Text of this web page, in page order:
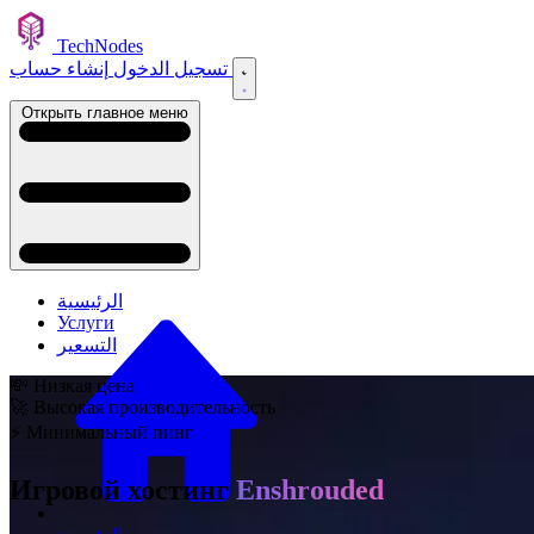
TechNodes
تسجيل الدخول
Открыть главное меню
الرئيسية
Услуги
التسعير
💸 Низкая цена
🚀 Высокая производительность
⚡ Минимальный пинг
Игровой хостингEnshrouded